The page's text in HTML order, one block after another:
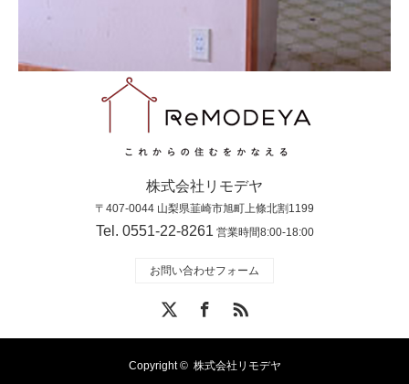
株式会社リモデヤ
〒407-0044 山梨県韮崎市旭町上條北割1199
Tel. 0551-22-8261 営業時間8:00-18:00
お問い合わせフォーム
RSS
Copyright © 株式会社リモデヤ